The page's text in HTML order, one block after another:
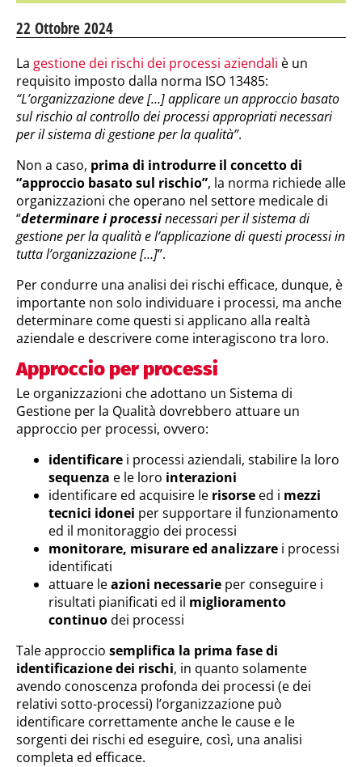
22 Ottobre 2024
La gestione dei rischi dei processi aziendali è un
requisito imposto dalla norma ISO 13485:
“L’organizzazione deve […] applicare un approccio basato
sul rischio al controllo dei processi appropriati necessari
per il sistema di gestione per la qualità”.
Non a caso, prima di introdurre il concetto di
“approccio basato sul rischio”, la norma richiede alle
organizzazioni che operano nel settore medicale di
“determinare i processinecessari per il sistema di
gestione per la qualità e l’applicazione di questi processi in
tutta l’organizzazione […]”.
Per condurre una analisi dei rischi efficace, dunque, è
importante non solo individuare i processi, ma anche
determinare come questi si applicano alla realtà
aziendale e descrivere come interagiscono tra loro.
Approccio per processi
Le organizzazioni che adottano un Sistema di
Gestione per la Qualità dovrebbero attuare un
approccio per processi, ovvero:
identificare i processi aziendali, stabilire la loro
sequenza e le loro interazioni
identificare ed acquisire le risorse ed i mezzi
tecnici idonei per supportare il funzionamento
ed il monitoraggio dei processi
monitorare, misurare ed analizzare i processi
identificati
attuare leazioni necessarie per conseguire i
risultati pianificati ed il miglioramento
continuodei processi
Tale approccio semplifica la prima fase di
identificazione dei rischi, in quanto solamente
avendo conoscenza profonda dei processi (e dei
relativi sotto-processi) l’organizzazione può
identificare correttamente anche le cause e le
sorgenti dei rischi ed eseguire, così, una analisi
completa ed efficace.